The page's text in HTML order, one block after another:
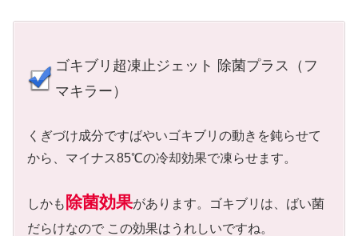
ゴキブリ超凍止ジェット 除菌プラス（フ
マキラー）
くぎづけ成分ですばやいゴキブリの動きを鈍らせて
から、マイナス85℃の冷却効果で凍らせます。
しかも 除菌効果があります。ゴキブリは、ばい菌
だらけなので この効果はうれしいですね。